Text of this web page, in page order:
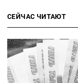
СЕЙЧАС ЧИТАЮТ